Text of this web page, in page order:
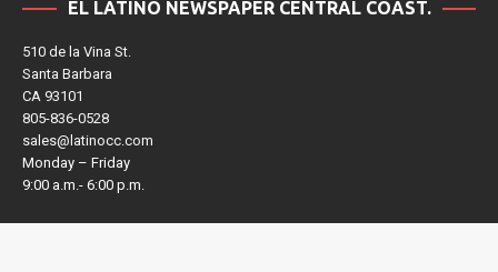
EL LATINO NEWSPAPER CENTRAL COAST.
510 de la Vina St.
Santa Barbara
CA 93101
805-836-0528
sales@latinocc.com
Monday – Friday
9:00 a.m.- 6:00 p.m.